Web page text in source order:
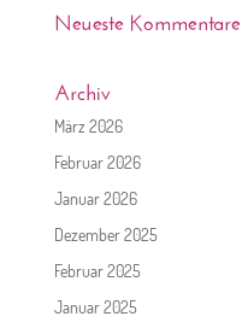
Neueste Kommentare
Archiv
März 2026
Februar 2026
Januar 2026
Dezember 2025
Februar 2025
Januar 2025